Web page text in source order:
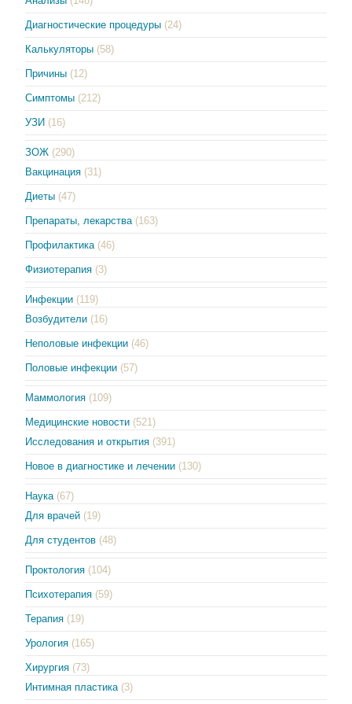
Диагностические процедуры (24)
Калькуляторы (58)
Причины (12)
Симптомы (212)
УЗИ (16)
ЗОЖ (290)
Вакцинация (31)
Диеты (47)
Препараты, лекарства (163)
Профилактика (46)
Физиотерапия (3)
Инфекции (119)
Возбудители (16)
Неполовые инфекции (46)
Половые инфекции (57)
Маммология (109)
Медицинские новости (521)
Исследования и открытия (391)
Новое в диагностике и лечении (130)
Наука (67)
Для врачей (19)
Для студентов (48)
Проктология (104)
Психотерапия (59)
Терапия (19)
Урология (165)
Хирургия (73)
Интимная пластика (3)